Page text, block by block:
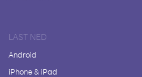
LAST NED
Android
iPhone & iPad